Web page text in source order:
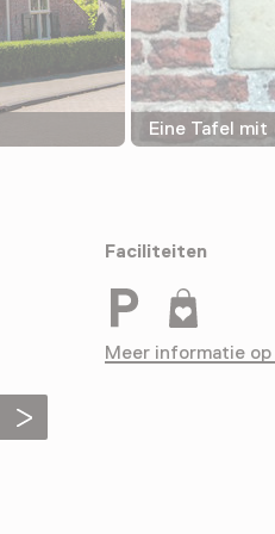
Eine Tafel mit
Faciliteiten
Meer informatie